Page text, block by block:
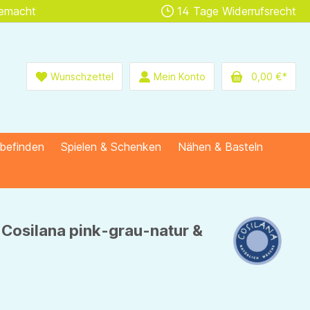
14 Tage Widerrufsrecht
Wunschzettel Mein Konto 0,00 €*
Spielen & Schenken
Nähen & Basteln
pink-grau-natur &